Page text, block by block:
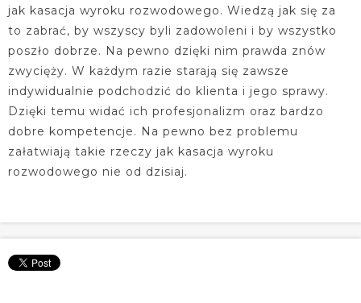
jak kasacja wyroku rozwodowego. Wiedzą jak się za
to zabrać, by wszyscy byli zadowoleni i by wszystko
poszło dobrze. Na pewno dzięki nim prawda znów
zwycięży. W każdym razie starają się zawsze
indywidualnie podchodzić do klienta i jego sprawy.
Dzięki temu widać ich profesjonalizm oraz bardzo
dobre kompetencje. Na pewno bez problemu
załatwiają takie rzeczy jak kasacja wyroku
rozwodowego nie od dzisiaj.